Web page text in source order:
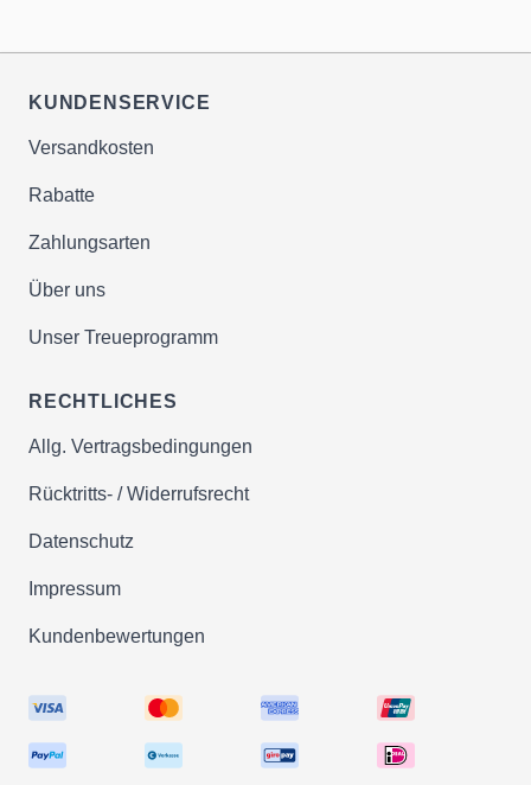
KUNDENSERVICE
Versandkosten
Rabatte
Zahlungsarten
Über uns
Unser Treueprogramm
RECHTLICHES
Allg. Vertragsbedingungen
Rücktritts- / Widerrufsrecht
Datenschutz
Impressum
Kundenbewertungen